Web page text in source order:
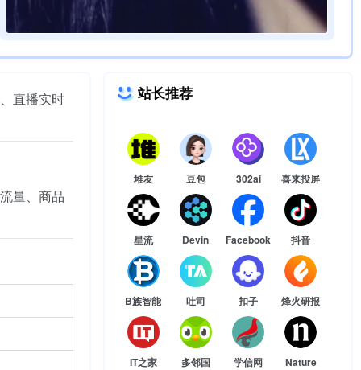
直播实时
量、商品
站长推荐
堆友 豆包 302ai 喜来投屏
星流 Devin Facebook 抖音
B族智能 吐司 扣子 烽火研报
IT之家 多邻国 学信网 Nature